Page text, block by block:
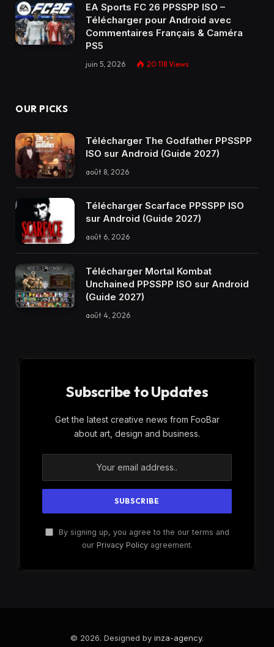
EA Sports FC 26 PPSSPP ISO –
Télécharger pour Android avec
Commentaires Français & Caméra
PS5
juin 5, 2026 20 118 Views
OUR PICKS
Télécharger The Godfather PPSSPP
ISO sur Android (Guide 2027)
août 8, 2026
Télécharger Scarface PPSSPP ISO
sur Android (Guide 2027)
août 6, 2026
Télécharger Mortal Kombat
Unchained PPSSPP ISO sur Android
(Guide 2027)
août 4, 2026
Subscribe to Updates
Get the latest creative news from FooBar
about art, design and business.
By signing up, you agree to the our terms and
our Privacy Policyagreement.
© 2026. Designed by inza-agency.